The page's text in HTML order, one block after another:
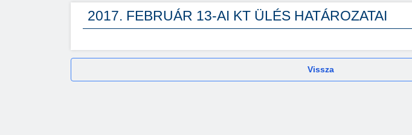
2017. FEBRUÁR 13-AI KT ÜLÉS HATÁROZATAI
Vissza